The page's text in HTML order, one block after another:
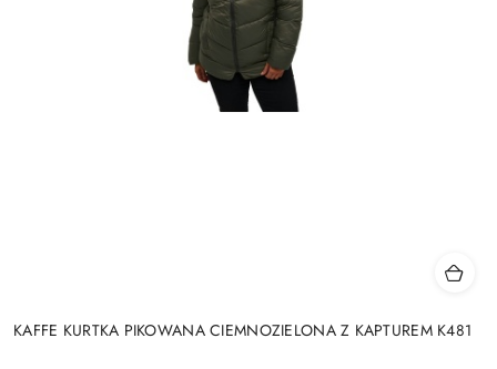
KAFFE KURTKA PIKOWANA CIEMNOZIELONA Z KAPTUREM K481